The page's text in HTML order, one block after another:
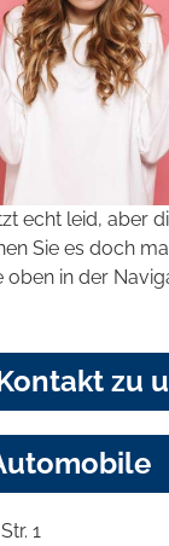
echt leid, aber
Sie es doch
oben in der
zu
1